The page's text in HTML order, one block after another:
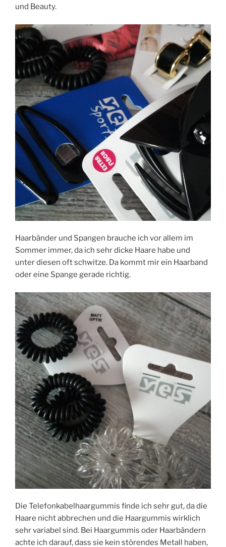
und Beauty.
Haarbänder und Spangen brauche ich vor allem im
Sommer immer, da ich sehr dicke Haare habe und
unter diesen oft schwitze. Da kommt mir ein Haarband
oder eine Spange gerade richtig.
Die Telefonkabelhaargummis finde ich sehr gut, da die
Haare nicht abbrechen und die Haargummis wirklich
sehr variabel sind. Bei Haargummis oder Haarbändern
achte ich darauf, dass sie kein störendes Metall haben,